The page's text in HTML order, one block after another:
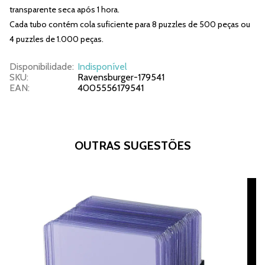
transparente seca após 1 hora.
Cada tubo contém cola suficiente para 8 puzzles de 500 peças ou
4 puzzles de 1.000 peças.
Disponibilidade: Indisponível
SKU:
Ravensburger-179541
EAN:
4005556179541
OUTRAS SUGESTÕES